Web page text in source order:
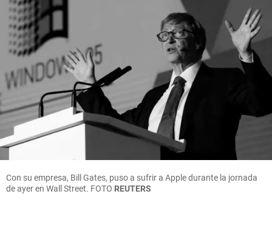
Con su empresa, Bill Gates, puso a sufrir a Apple durante la jornada
de ayer en Wall Street. FOTO REUTERS